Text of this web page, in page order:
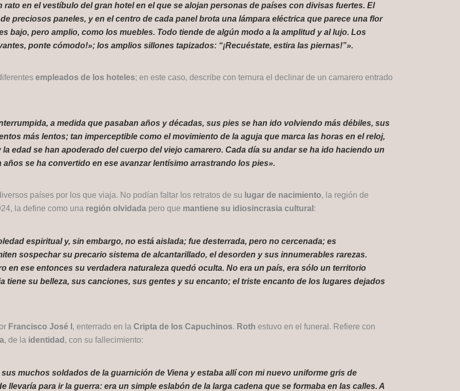
rato en el vestíbulo del gran hotel en el que se alojan personas de países con divisas fuertes. El
preciosos paneles, y en el centro de cada panel brota una lámpara eléctrica que parece una flor
bajo, pero amplio, como los muebles. Todo tiende de algún modo a la amplitud y al lujo. Los
ponte cómodo!»; los amplios sillones tapizados: “¡Recuéstate, estira las piernas!”».
empleados de los hoteles; en este caso, describe con ternura el declinar de un camarero entrado
a medida que pasaban años y décadas, sus pies se han ido volviendo más débiles, sus
más lentos; tan imperceptible como el movimiento de la aguja que marca las horas en el reloj,
edad se han apoderado del cuerpo del viejo camarero. Cada día su andar se ha ido haciendo un
se ha convertido en ese avanzar lentísimo arrastrando los pies».
países por los que viaja. No podían faltar los retratos de su lugar de nacimiento, la región de
la define como una región olvidada pero que mantiene su idiosincrasia cultural :
espiritual y, sin embargo, no está aislada; fue desterrada, pero no cercenada; es
sospechar su precario sistema de alcantarillado, el desorden y sus innumerables rarezas.
en ese entonces su verdadera naturaleza quedó oculta. No era un país, era sólo un territorio
tiene su belleza, sus canciones, sus gentes y su encanto; el triste encanto de los lugares dejados
Francisco José I , enterrado en la Cripta de los Capuchinos. Roth estuvo en el funeral. Refiere con
, de la identidad , con su fallecimiento:
muchos soldados de la guarnición de Viena y estaba allí con mi nuevo uniforme gris de
llevaría para ir la guerra: era un simple eslabón de la larga cadena que se formaba en las calles. A